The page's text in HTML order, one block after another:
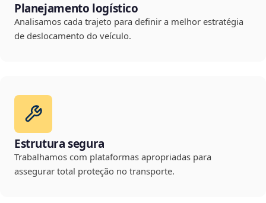
Planejamento logístico
Analisamos cada trajeto para definir a melhor estratégia
de deslocamento do veículo.
Estrutura segura
Trabalhamos com plataformas apropriadas para
assegurar total proteção no transporte.